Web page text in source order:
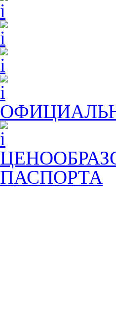
ПАСПОРТА